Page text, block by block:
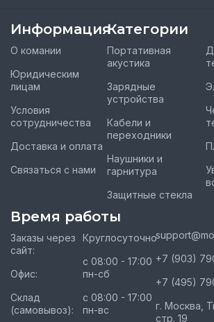
Информация
О комании
Юридическим
лицам
Условия
сотрудничества
Доставка и оплата
Связаться с нами
Категории
Портативная
акустика
Зарядные
устройства
Кабели и
переходники
Наушники и
гарнитура
Защитные стекла
Время работы
Заказы через
сайт:
Офис:
Склад
(самовывоз):
Круглосуточно
с 08:00 - 17:00
пн-сб
с 08:00 - 17:00
пн-вс
+7 (903)
+7 (495)
г. Москва,
стр. 19